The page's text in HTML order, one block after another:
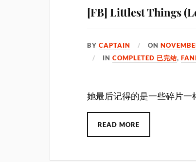
[FB] Littlest Things
BYCAPTAIN ON
INCOMPLETED 已完结,
她最后记得的是一些碎片一
READ MORE